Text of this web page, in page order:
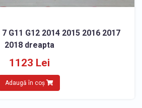
G11 G12 2014 2015 2016 2017
2018 dreapta
1123 Lei
Adaugă în coș